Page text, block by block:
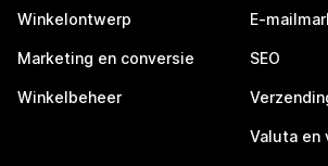
Winkelontwerp
Marketing en conversie
Winkelbeheer
E-
SEO
Valuta en